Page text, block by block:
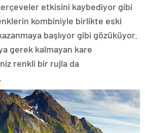
etkisini kaybediyor gibi
kombiniyle birlikte eski
başlıyor gibi gözüküyor.
gerek kalmayan kare
renkli bir rujla da